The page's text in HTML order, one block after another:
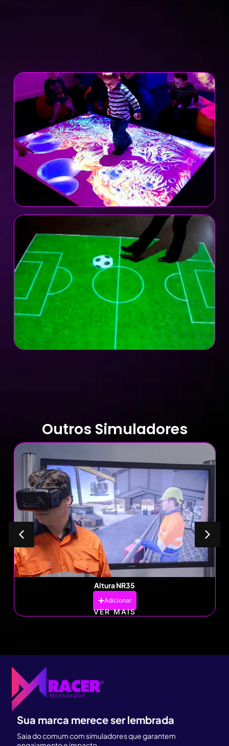
Outros Simuladores
Altura NR35
Adicionar
VER MAIS
Sua marca merece ser lembrada
Saia do comum com simuladores que garantem